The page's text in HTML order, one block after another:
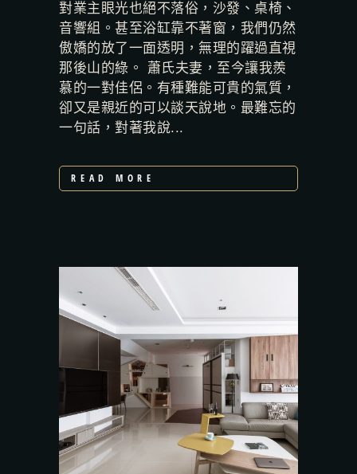
對業主眼光也絕不落俗，沙發、桌椅、
音響組。甚至浴缸靠不著窗，我們仍然
傲嬌的放了一面透明，無理的躍過直視
那後山的綠。 蕭氏夫妻，至今讓我羨
慕的一對佳侶。有種難能可貴的氣質，
卻又是親近的可以談天說地。最難忘的
一句話，對著我說...
READ MORE